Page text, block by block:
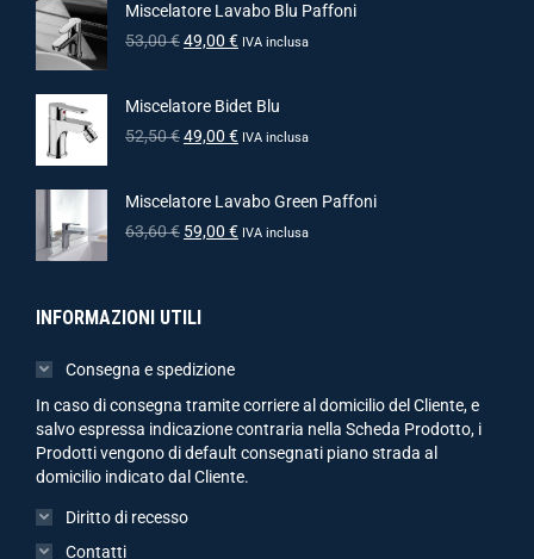
Miscelatore Lavabo Blu Paffoni
53,00€49,00 € IVA inclusa
Miscelatore Bidet Blu
52,50€49,00 € IVA inclusa
Miscelatore Lavabo Green Paffoni
63,60€ 59,00 € IVA inclusa
INFORMAZIONI UTILI
Consegna e spedizione
In caso di consegna tramite corriere al domicilio del Cliente, e
salvo espressa indicazione contraria nella Scheda Prodotto, i
Prodotti vengono di default consegnati piano strada al
domicilio indicato dal Cliente.
Diritto di recesso
Contatti